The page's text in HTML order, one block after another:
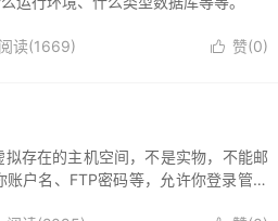
阅读(1669)  赞(0)
存在的主机空间，不是实物，不能邮
户名、FTP密码等，允许你登录管理